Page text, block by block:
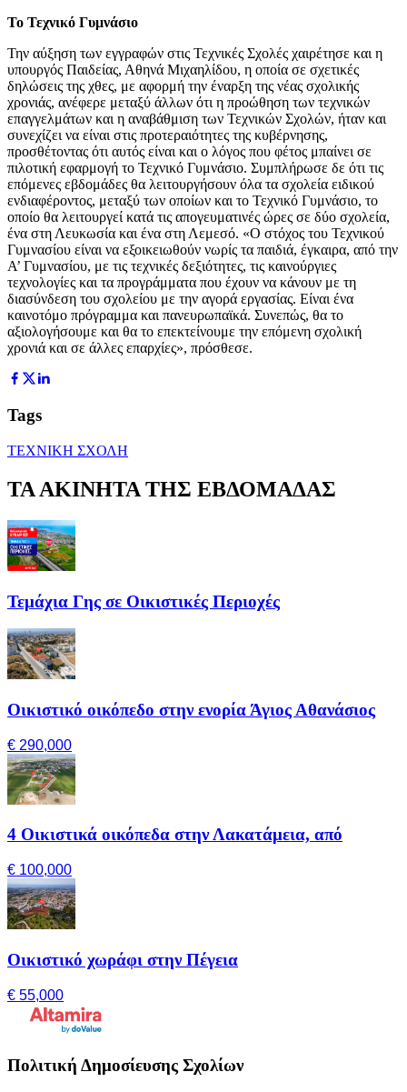
Το Τεχνικό Γυμνάσιο
Την αύξηση των εγγραφών στις Τεχνικές Σχολές χαιρέτησε και η
υπουργός Παιδείας, Αθηνά Μιχαηλίδου, η οποία σε σχετικές
δηλώσεις της χθες, με αφορμή την έναρξη της νέας σχολικής
χρονιάς, ανέφερε μεταξύ άλλων ότι η προώθηση των τεχνικών
επαγγελμάτων και η αναβάθμιση των Τεχνικών Σχολών, ήταν και
συνεχίζει να είναι στις προτεραιότητες της κυβέρνησης,
προσθέτοντας ότι αυτός είναι και ο λόγος που φέτος μπαίνει σε
πιλοτική εφαρμογή το Τεχνικό Γυμνάσιο. Συμπλήρωσε δε ότι τις
επόμενες εβδομάδες θα λειτουργήσουν όλα τα σχολεία ειδικού
ενδιαφέροντος, μεταξύ των οποίων και το Τεχνικό Γυμνάσιο, το
οποίο θα λειτουργεί κατά τις απογευματινές ώρες σε δύο σχολεία,
ένα στη Λευκωσία και ένα στη Λεμεσό. «Ο στόχος του Τεχνικού
Γυμνασίου είναι να εξοικειωθούν νωρίς τα παιδιά, έγκαιρα, από την
Α’ Γυμνασίου, με τις τεχνικές δεξιότητες, τις καινούργιες
τεχνολογίες και τα προγράμματα που έχουν να κάνουν με τη
διασύνδεση του σχολείου με την αγορά εργασίας. Είναι ένα
καινοτόμο πρόγραμμα και πανευρωπαϊκά. Συνεπώς, θα το
αξιολογήσουμε και θα το επεκτείνουμε την επόμενη σχολική
χρονιά και σε άλλες επαρχίες», πρόσθεσε.
Tags
ΤΕΧΝΙΚΗ ΣΧΟΛΗ
ΤΑ ΑΚΙΝΗΤΑ ΤΗΣ ΕΒΔΟΜΑΔΑΣ
Τεμάχια Γης σε Οικιστικές Περιοχές
Οικιστικό οικόπεδο στην ενορία Άγιος Αθανάσιος
€ 290,000
4 Οικιστικά οικόπεδα στην Λακατάμεια, από
€ 100,000
Οικιστικό χωράφι στην Πέγεια
€ 55,000
Πολιτική Δημοσίευσης Σχολίων